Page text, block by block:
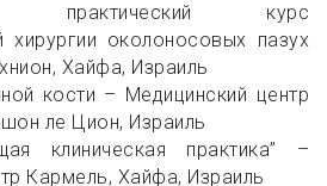
практический курс
хирургии околоносовых пазух
Хайфа, Израиль
кости – Медицинский центр
ле Цион, Израиль
клиническая практика” –
Кармель, Хайфа, Израиль